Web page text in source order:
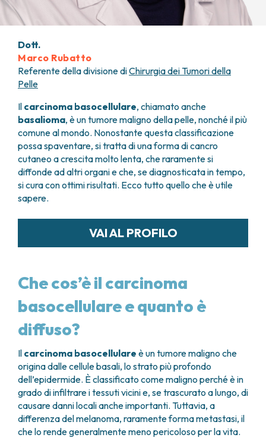
METASTASI DEL SISTEMA NERVOSO CENTRALE
MIELOMI
NEOPLASIE MIELODISPLASTICHE
NEOPLASIE MIELOPROLIFERATIVE CRONICHE
SARCOMI E TUMORI RARI
TUMORI OSSEI
FARMACIA
FISICA SANITARIA
LABORATORIO ANALISI
MEDICINA NUCLEARE
RADIODIAGNOSTICA
RADIOTERAPIA
CONSULENZE
CARDIOLOGIA
DIETETICA E NUTRIZIONE CLINICA
GENETICA MEDICA
PNEUMOLOGIA
PSICOLOGIA
TERAPIA DEL DOLORE E CURE PALLIATIVE
ALTRE CONSULENZE
RICERCA CLINICA
RICERCA CLINICA E INNOVAZIONE
UNITÀ CLINICA DI FASE I
Dott.
Marco Rubatto
Referente della divisione diChirurgia dei Tumori della
Pelle
Il carcinoma basocellulare, chiamato anche
basalioma, è un tumore maligno della pelle, nonché il più
comune al mondo. Nonostante questa classificazione
possa spaventare, si tratta di una forma di cancro
cutaneo a crescita molto lenta, che raramente si
diffonde ad altri organi e che, se diagnosticata in tempo,
si cura con ottimi risultati. Ecco tutto quello che è utile
sapere.
VAI AL PROFILO
Che cos’è il carcinoma
basocellulare e quanto è
diffuso?
Il carcinoma basocellulare è un tumore maligno che
origina dalle cellule basali, lo strato più profondo
dell’epidermide. È classificato come maligno perché è in
grado di infiltrare i tessuti vicini e, se trascurato a lungo, di
causare danni locali anche importanti. Tuttavia, a
differenza del melanoma, raramente forma metastasi, il
che lo rende generalmente meno pericoloso per la vita.